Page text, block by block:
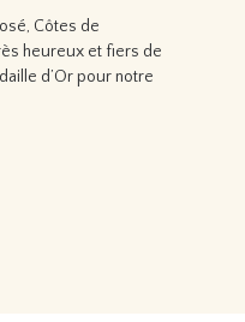
Côtes de
heureux et fiers de
d’Or pour notre